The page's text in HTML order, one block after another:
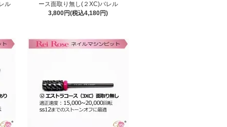
ル
ース面取り無し(２XC)バレル
3,800円(税込4,180円)